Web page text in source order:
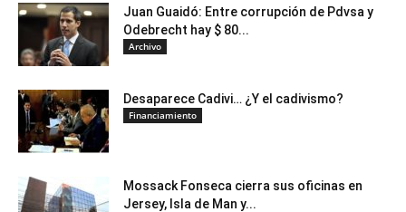
Juan Guaidó: Entre corrupción de Pdvsa y
Odebrecht hay $ 80...
Archivo
Desaparece Cadivi… ¿Y el cadivismo?
Financiamiento
Mossack Fonseca cierra sus oficinas en
Jersey, Isla de Man y...